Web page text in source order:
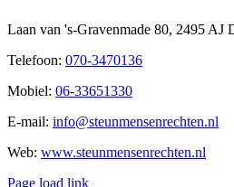
Laan van 's-Gravenmade 80, 2495 AJ
Telefoon: 070-3470136
Mobiel: 06-33651330
E-mail: info@steunmensenrechten.nl
Web: www.steunmensenrechten.nl
Page load link